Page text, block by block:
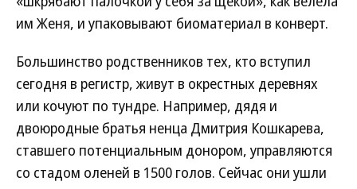
им Женя, и упаковывают биоматериал в конверт.
Большинство родственников тех, кто вступил
сегодня в регистр, живут в окрестных деревнях
или кочуют по тундре. Например, дядя и
двоюродные братья ненца Дмитрия Кошкарева,
ставшего потенциальным донором, управляются
со стадом оленей в 1500 голов. Сейчас они ушли